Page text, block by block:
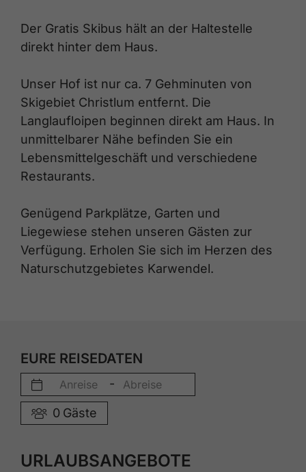
Der Gratis Skibus hält an der Haltestelle
direkt hinter dem Haus.
Unser Hof ist nur ca. 7 Gehminuten von
Skigebiet Christlum entfernt. Die
Langlaufloipen beginnen direkt am Haus. In
unmittelbarer Nähe befinden Sie ein
Lebensmittelgeschäft und verschiedene
Restaurants.
Genügend Parkplätze, Garten und
Liegewiese stehen unseren Gästen zur
Verfügung. Erholen Sie sich im Herzen des
Naturschutzgebietes Karwendel.
EURE REISEDATEN
-
0 Gäste
URLAUBSANGEBOTE